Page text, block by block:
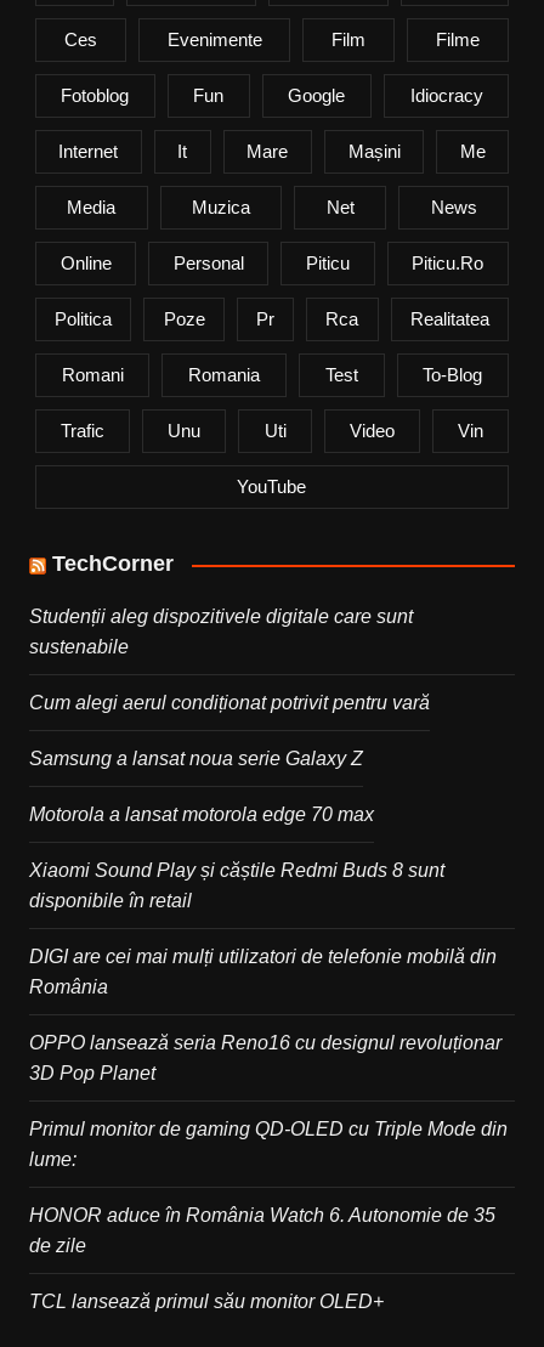
Ces Evenimente Film Filme
Fotoblog Fun Google Idiocracy
Internet It Mare Mașini Me
Media Muzica Net News
Online Personal Piticu Piticu.ro
Politica Poze Pr Rca Realitatea
Romani Romania Test To-Blog
Trafic Unu Uti Video Vin
YouTube
TechCorner
Studenții aleg dispozitivele digitale care sunt
sustenabile
Cum alegi aerul condiționat potrivit pentru vară
Samsung a lansat noua serie Galaxy Z
Motorola a lansat motorola edge 70 max
Xiaomi Sound Play și căștile Redmi Buds 8 sunt
disponibile în retail
DIGI are cei mai mulți utilizatori de telefonie mobilă din
România
OPPO lansează seria Reno16 cu designul revoluționar
3D Pop Planet
Primul monitor de gaming QD-OLED cu Triple Mode din
lume:
HONOR aduce în România Watch 6. Autonomie de 35
de zile
TCL lansează primul său monitor OLED+